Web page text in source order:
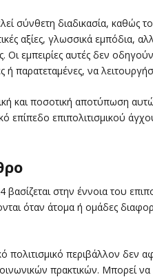
σύνθετη διαδικασία, καθώς το
αξίες, γλωσσικά εμπόδια,
Οι εμπειρίες αυτές δεν
παρατεταμένες, να
και ποσοτική αποτύπωση
επιπολιτισμικού
βασίζεται στην έννοια του
όταν άτομα ή ομάδες
περιβάλλον δεν
πρακτικών. Μπορεί να